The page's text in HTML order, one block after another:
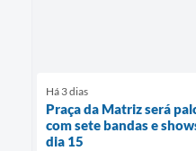
Há 3 dias
Praça da Matriz será
com sete bandas e
dia 15